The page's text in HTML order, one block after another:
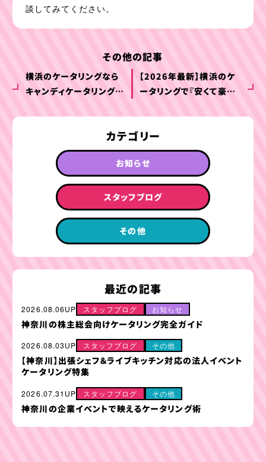
カテゴリー
お知らせ
スタッフブログ
その他
最近の記事
2026.08.06UP スタッフブログ お知らせ
神奈川の株主総会向けケータリング完全ガイド
2026.08.03UP スタッフブログ その他
【神奈川】出張シェフ＆ライブキッチン対応の法人イベント
ケータリング特集
2026.07.31UP スタッフブログ その他
神奈川の企業イベントで映えるケータリング術
談してみてください。
その他の記事
横浜のケータリングなら
キャンディケータリング｜
【2026年最新】横浜のケ
ータリングで『安くて豪華』
強の選び方をプロが伝授